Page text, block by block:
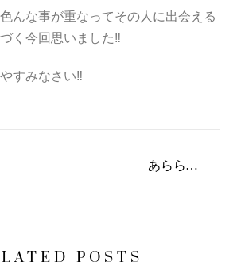
んな事が重なってその人に出会える
く今回思いました‼
すみなさい‼
あらら…
POSTS